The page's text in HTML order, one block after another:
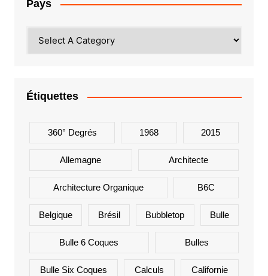
Pays
Étiquettes
360° Degrés 1968 2015
Allemagne Architecte
Architecture Organique B6C
Belgique Brésil Bubbletop Bulle
Bulle 6 Coques Bulles
Bulle Six Coques Calculs Californie